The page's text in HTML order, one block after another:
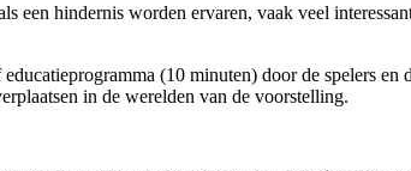
een hindernis worden ervaren, vaak veel
(10 minuten) door de spelers
in de werelden van de voorstelling.